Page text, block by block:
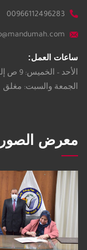
00966112496283
ساعات العمل:
الأحد – الخميس: 9 ص إلى 5 م
الجمعة والسبت: مغلق
معرض الصور